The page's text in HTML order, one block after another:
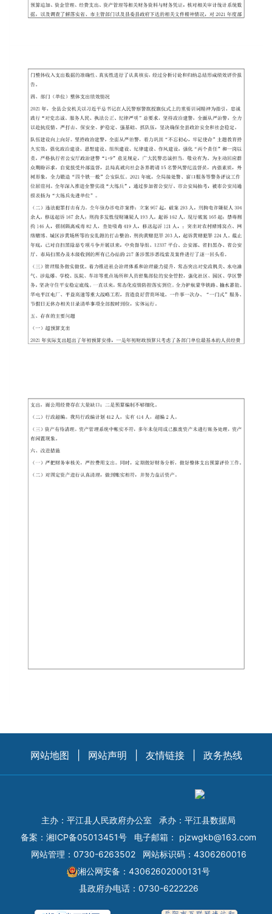
网站地图 网站声明 友情链接 政务热线
主办：平江县人民政府办公室
承办：平江县数据局
备案： 湘ICP备05013451号 电子邮箱： pjzwgkb@163.com
网站管理：0730-6263502
网站标识码：4306260016
湘公网安备：43062602000131号
县政府办电话：0730-6222226